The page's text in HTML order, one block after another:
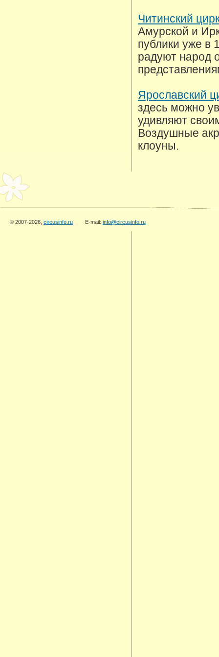
Читинский
Амурской и
публики уже в
радуют народ
Ярославский
здесь можно
удивляют
Воздушные
клоуны.
© 2007-2026, circusinfo.ru E-mail: info@circusinfo.ru